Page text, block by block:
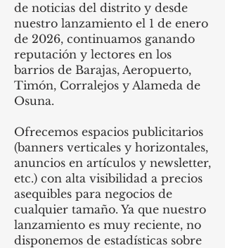
de noticias del distrito y desde
nuestro lanzamiento el 1 de enero
de 2026, continuamos ganando
reputación y lectores en los
barrios de Barajas, Aeropuerto,
Timón, Corralejos y Alameda de
Osuna.
Ofrecemos espacios publicitarios
(banners verticales y horizontales,
anuncios en artículos y newsletter,
etc.) con alta visibilidad a precios
asequibles para negocios de
cualquier tamaño. Ya que nuestro
lanzamiento es muy reciente, no
disponemos de estadísticas sobre